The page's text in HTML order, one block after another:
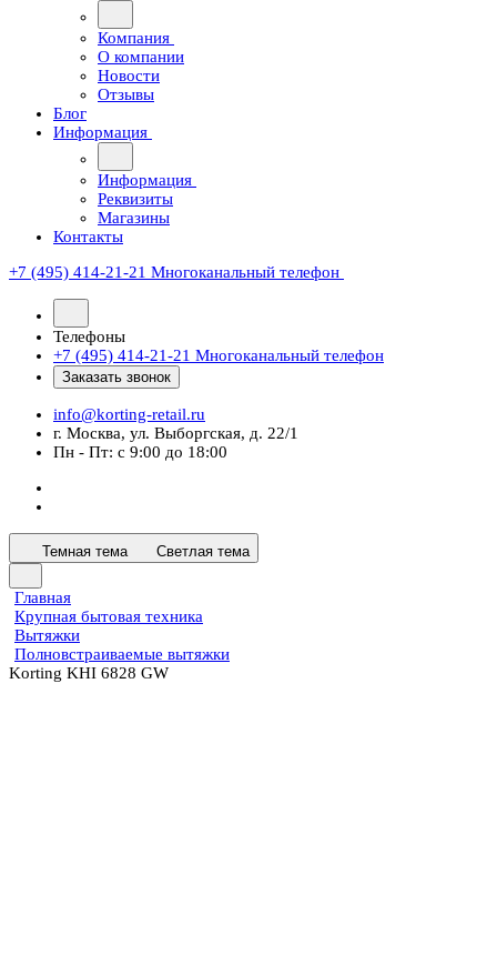
Компания
О компании
Новости
Отзывы
Блог
Информация
Информация
Реквизиты
Магазины
Контакты
+7 (495) 414-21-21 Многоканальный телефон
Телефоны
+7 (495) 414-21-21 Многоканальный телефон
Заказать звонок
info@korting-retail.ru
г. Москва, ул. Выборгская, д. 22/1
Пн - Пт: с 9:00 до 18:00
Темная тема Светлая тема
Главная
Крупная бытовая техника
Вытяжки
Полновстраиваемые вытяжки
Korting KHI 6828 GW